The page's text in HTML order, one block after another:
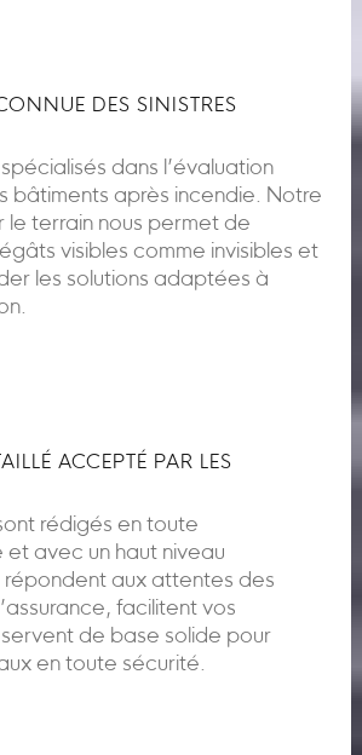
DES SINISTRES
dans l’évaluation
bâtiments après incendie. Notre
le terrain nous permet de
visibles comme invisibles et
les solutions adaptées à
ACCEPTÉ PAR LES
rédigés en toute
avec un haut niveau
répondent aux attentes des
facilitent vos
de base solide pour
en toute sécurité.